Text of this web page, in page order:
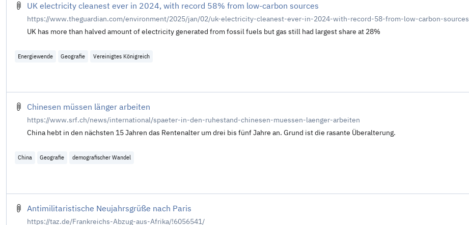
UK electricity cleanest ever in 2024, with record 58% from low-carbon sources
https://www.theguardian.com/environment/2025/jan/02/uk-electricity-cleanest-ever-in-2024-with-record-58-from-low-carbon-sources
UK has more than halved amount of electricity generated from fossil fuels but gas still had largest share at 28%
Energiewende Geografie Vereinigtes Königreich
Chinesen müssen länger arbeiten
https://www.srf.ch/news/international/spaeter-in-den-ruhestand-chinesen-muessen-laenger-arbeiten
China hebt in den nächsten 15 Jahren das Rentenalter um drei bis fünf Jahre an. Grund ist die rasante Überalterung.
China Geografie demografischer Wandel
Antimilitaristische Neujahrsgrüße nach Paris
https://taz.de/Frankreichs-Abzug-aus-Afrika/!6056541/